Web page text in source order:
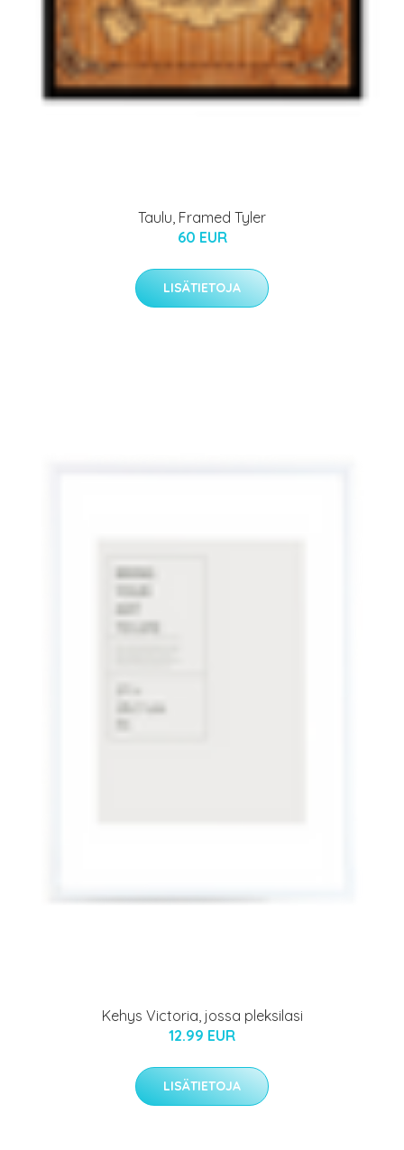
Taulu, Framed Tyler
60 EUR
LISÄTIETOJA
Kehys Victoria, jossa pleksilasi
12.99 EUR
LISÄTIETOJA